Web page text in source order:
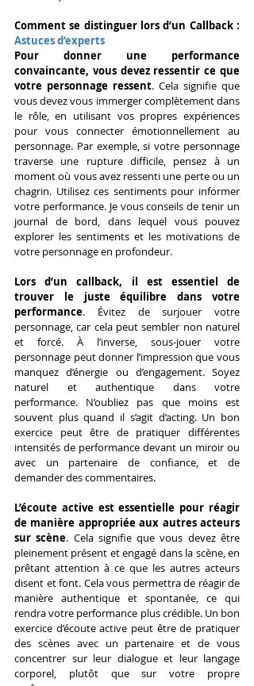
Astuces d’experts
Pour donner une performance
convaincante, vous devez ressentir ce que
votre personnage ressent. Cela signifie que
vous devez vous immerger complètement dans
le rôle, en utilisant vos propres expériences
pour vous connecter émotionnellement au
personnage. Par exemple, si votre personnage
traverse une rupture difficile, pensez à un
moment où vous avez ressenti une perte ou un
chagrin. Utilisez ces sentiments pour informer
votre performance. Je vous conseils de tenir un
journal de bord, dans lequel vous pouvez
explorer les sentiments et les motivations de
votre personnage en profondeur.
Lors d’un callback, il est essentiel de
trouver le juste équilibre dans votre
performance. Évitez de surjouer votre
personnage, car cela peut sembler non naturel
et forcé. À l’inverse, sous-jouer votre
personnage peut donner l’impression que vous
manquez d’énergie ou d’engagement. Soyez
naturel et authentique dans votre
performance. N’oubliez pas que moins est
souvent plus quand il s’agit d’acting. Un bon
exercice peut être de pratiquer différentes
intensités de performance devant un miroir ou
avec un partenaire de confiance, et de
demander des commentaires.
L’écoute active est essentielle pour réagir
de manière appropriée aux autres acteurs
sur scène. Cela signifie que vous devez être
pleinement présent et engagé dans la scène, en
prêtant attention à ce que les autres acteurs
disent et font. Cela vous permettra de réagir de
manière authentique et spontanée, ce qui
rendra votre performance plus crédible. Un bon
exercice d’écoute active peut être de pratiquer
des scènes avec un partenaire et de vous
concentrer sur leur dialogue et leur langage
corporel, plutôt que sur votre propre